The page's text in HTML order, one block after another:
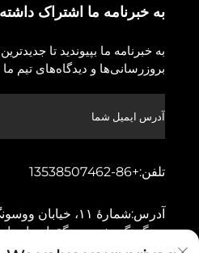
به خبرنامه ما اشتراک
به خبرنامه ما بپیوندید تا
بروزرسانی‌ها و دیدگاه‌های تیم
تلفن:+86-13538507462
آدرس:
شمارهٔ ۱۱،
دونگچنگ، شهر دونگقوان،